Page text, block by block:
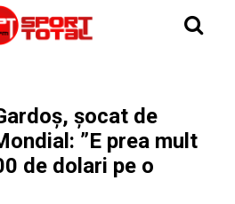
șocat de
”E prea mult
de dolari pe o